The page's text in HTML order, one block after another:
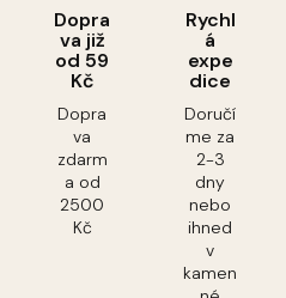
Dopra
va již
od 59
Kč
Dopra
va
zdarm
a od
2500
Kč
Rychl
á
expe
dice
Doručí
me za
2-3
dny
nebo
ihned
v
kamen